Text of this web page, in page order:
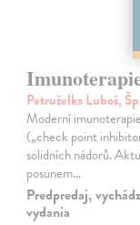
Petruželka Luboš,
Moderní
(„check point
solidních nádorů.
posunem…
Predpredaj,
vydania